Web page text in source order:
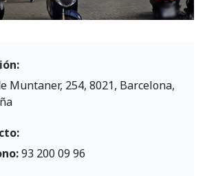
Muntaner, 254, 8021, Barcelona,
93 200 09 96